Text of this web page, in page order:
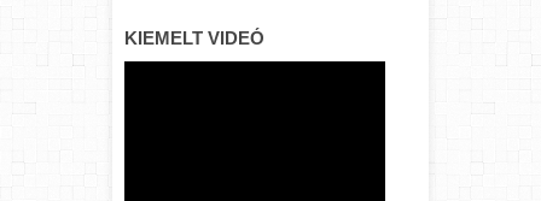
KIEMELT VIDEÓ